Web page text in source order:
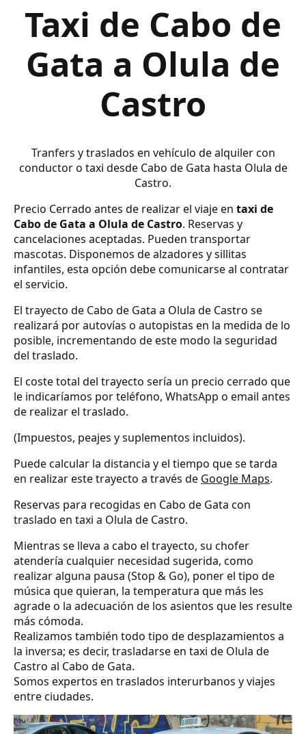
Taxi de Cabo de
Gata a Olula de
Castro
Tranfers y traslados en vehículo de alquiler con
conductor o taxi desde Cabo de Gata hasta Olula de
Castro.
Precio Cerrado antes de realizar el viaje en taxi de
Cabo de Gata a Olula de Castro. Reservas y
cancelaciones aceptadas. Pueden transportar
mascotas. Disponemos de alzadores y sillitas
infantiles, esta opción debe comunicarse al contratar
el servicio.
El trayecto de Cabo de Gata a Olula de Castro se
realizará por autovías o autopistas en la medida de lo
posible, incrementando de este modo la seguridad
del traslado.
El coste total del trayecto sería un precio cerrado que
le indicaríamos por teléfono, WhatsApp o email antes
de realizar el traslado.
(Impuestos, peajes y suplementos incluidos).
Puede calcular la distancia y el tiempo que se tarda
en realizar este trayecto a través de Google Maps.
Reservas para recogidas en Cabo de Gata con
traslado en taxi a Olula de Castro.
Mientras se lleva a cabo el trayecto, su chofer
atendería cualquier necesidad sugerida, como
realizar alguna pausa (Stop & Go), poner el tipo de
música que quieran, la temperatura que más les
agrade o la adecuación de los asientos que les resulte
más cómoda.
Realizamos también todo tipo de desplazamientos a
la inversa; es decir, trasladarse en taxi de Olula de
Castro al Cabo de Gata.
Somos expertos en traslados interurbanos y viajes
entre ciudades.